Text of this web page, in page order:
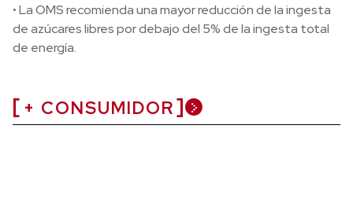
• La OMS recomienda una mayor reducción de la ingesta
de azúcares libres por debajo del 5% de la ingesta total
de energía.
+ CONSUMIDOR